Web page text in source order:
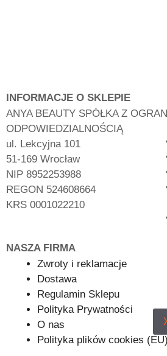
INFORMACJE O SKLEPIE
ANYA BEAUTY SPÓŁKA Z
ODPOWIEDZIALNOŚCIĄ
ul. Lekcyjna 101
51-169 Wrocław
NIP 8952253988
REGON 524608664
KRS 0001022210
NASZA FIRMA
Zwroty i reklamacje
Dostawa
Regulamin Sklepu
Polityka Prywatności
O nas
Polityka plików cookies (EU)